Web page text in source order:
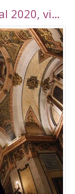
de frontera
esta marca
elementos y
El
un ojo,
de la
la silueta de
e
dibuja una
todo el
junto con
magenta
centra en el
Semana Santa Alcalá la Real 2020, viaje por Andalucía